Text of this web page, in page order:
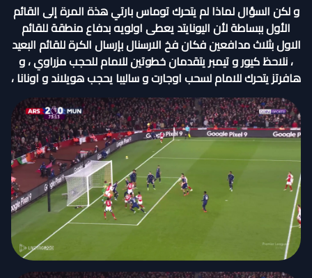
و لكن السؤال لماذا لم يتحرك توماس بارتي هذة المرة إلى القائم
الأول ببساطة لأن اليونايتد يعطى اولويه بدفاع منطقة للقائم
الاول بثلاث مدافعين فكان فخ الارسنال بإرسال الكرة للقائم البعيد
، نلاحظ كيور و تيمبر يتقدمان خطوتين للامام للحجب مزراوي ، و
هافرتز يتحرك للامام لسحب اوجارت و ساليبا يحجب هويلاند و اونانا ،